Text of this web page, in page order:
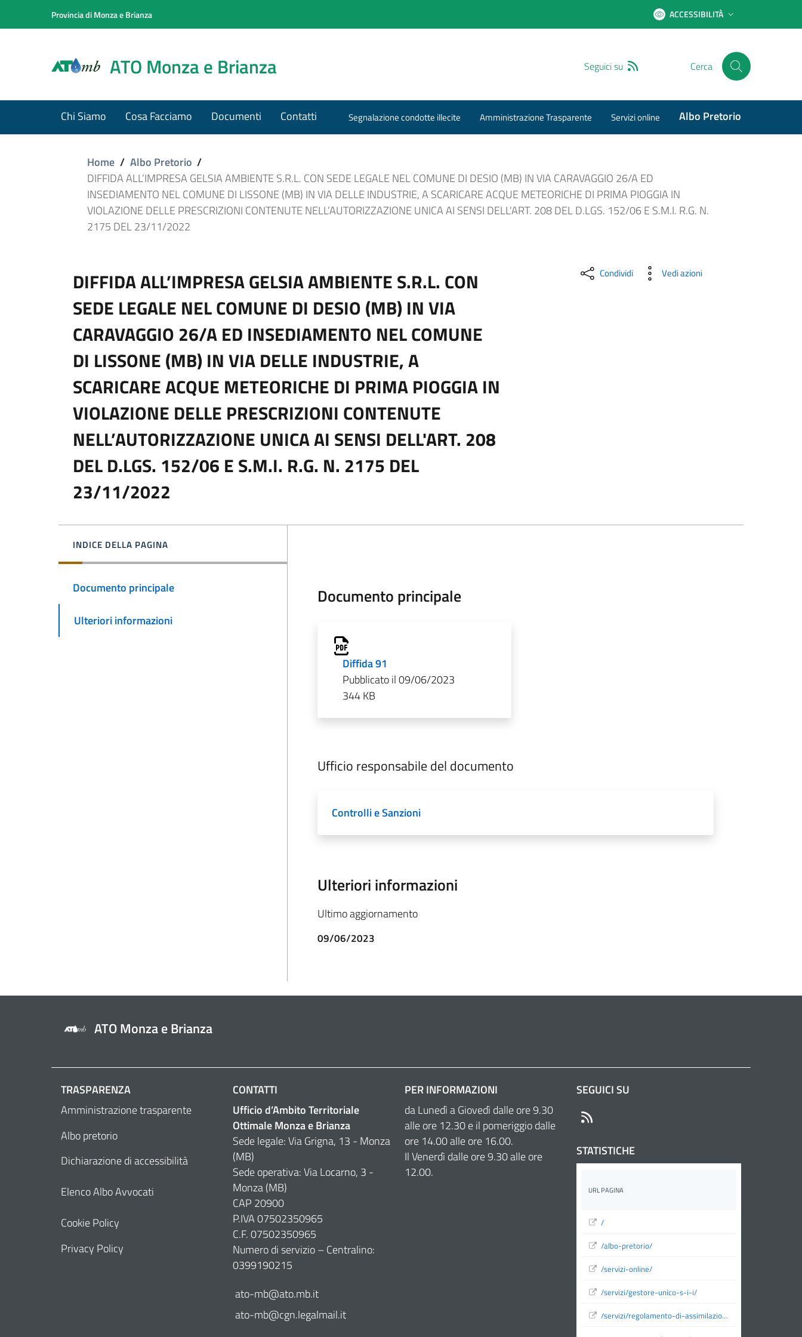
Provincia di Monza e Brianza ACCESSIBILITÀ
ATO Monza e Brianza Seguici su Cerca
Chi Siamo Cosa Facciamo Documenti Contatti Segnalazione condotte illecite Amministrazione Trasparente Servizi online Albo Pretorio
Home / Albo Pretorio /
DIFFIDA ALL’IMPRESA GELSIA AMBIENTE S.R.L. CON SEDE LEGALE NEL COMUNE DI DESIO (MB) IN VIA CARAVAGGIO 26/A ED
INSEDIAMENTO NEL COMUNE DI LISSONE (MB) IN VIA DELLE INDUSTRIE, A SCARICARE ACQUE METEORICHE DI PRIMA PIOGGIA IN
VIOLAZIONE DELLE PRESCRIZIONI CONTENUTE NELL’AUTORIZZAZIONE UNICA AI SENSI DELL'ART. 208 DEL D.LGS. 152/06 E S.M.I. R.G. N.
2175 DEL 23/11/2022
DIFFIDA ALL’IMPRESA GELSIA AMBIENTE S.R.L. CON
SEDE LEGALE NEL COMUNE DI DESIO (MB) IN VIA
CARAVAGGIO 26/A ED INSEDIAMENTO NEL COMUNE
DI LISSONE (MB) IN VIA DELLE INDUSTRIE, A
SCARICARE ACQUE METEORICHE DI PRIMA PIOGGIA IN
VIOLAZIONE DELLE PRESCRIZIONI CONTENUTE
NELL’AUTORIZZAZIONE UNICA AI SENSI DELL'ART. 208
DEL D.LGS. 152/06 E S.M.I. R.G. N. 2175 DEL
23/11/2022
Condividi Vedi azioni
INDICE DELLA PAGINA
Documento principale
Ulteriori informazioni
Documento principale
Diffida 91
Pubblicato il 09/06/2023
344 KB
Ufficio responsabile del documento
Controlli e Sanzioni
Ulteriori informazioni
Ultimo aggiornamento
09/06/2023
ATO Monza e Brianza
TRASPARENZA
Amministrazione trasparente
Albo pretorio
Dichiarazione di accessibilità
Elenco Albo Avvocati
Cookie Policy
Privacy Policy
CONTATTI
Ufficio d’Ambito Territoriale
Ottimale Monza e Brianza
Sede legale: Via Grigna, 13 - Monza
(MB)
Sede operativa: Via Locarno, 3 -
Monza (MB)
CAP 20900
P.IVA 07502350965
C.F. 07502350965
Numero di servizio – Centralino:
0399190215
ato-mb@ato.mb.it
ato-mb@cgn.legalmail.it
PER INFORMAZIONI
da Lunedì a Giovedì dalle ore 9.30
alle ore 12.30 e il pomeriggio dalle
ore 14.00 alle ore 16.00.
Il Venerdì dalle ore 9.30 alle ore
12.00.
SEGUICI SU
STATISTICHE